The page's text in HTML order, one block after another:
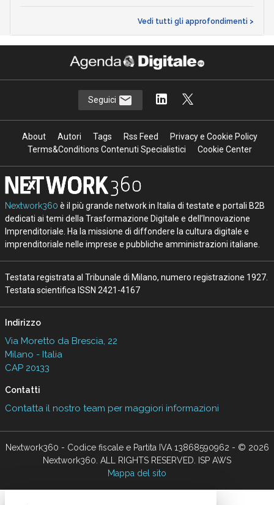
Vedi tutti gli approfondimenti >
Seguici
About Autori Tags Rss Feed
Privacy e Cookie Policy
Terms&Conditions Contenuti Specialistici
Cookie Center
Nextwork360 è il più grande network in Italia di testate e portali B2B
dedicati ai temi della Trasformazione Digitale e dell’Innovazione
Imprenditoriale. Ha la missione di diffondere la cultura digitale e
imprenditoriale nelle imprese e pubbliche amministrazioni italiane.
Testata registrata al Tribunale di Milano, numero registrazione 1927.
Testata scientifica ISSN 2421-4167
Indirizzo
Via Moretto da Brescia, 22
Milano - Italia
CAP 20133
Contatti
Contatta il nostro team per maggiori informazioni
Nextwork360 - Codice fiscale e Partita IVA 13868590962 - © 2026
Nextwork360. ALL RIGHTS RESERVED. ISP AWS
Mappa del sito